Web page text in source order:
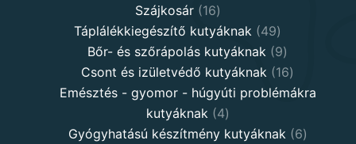
products
Szájkosár 1616
products
Táplálékkiegészítő kutyáknak 4949
products
Bőr- és szőrápolás kutyáknak 99
products
Csont és izületvédő kutyáknak 1616
products
Emésztés - gyomor - húgyúti problémákra
kutyáknak
44
products
Gyógyhatású készítmény kutyáknak 66